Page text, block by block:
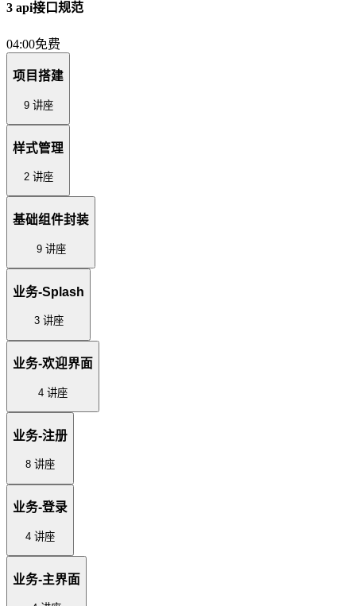
3 api接口规范
04:00免费
项目搭建
9 讲座
样式管理
2 讲座
基础组件封装
9 讲座
业务-Splash
3 讲座
业务-欢迎界面
4 讲座
业务-注册
8 讲座
业务-登录
4 讲座
业务-主界面